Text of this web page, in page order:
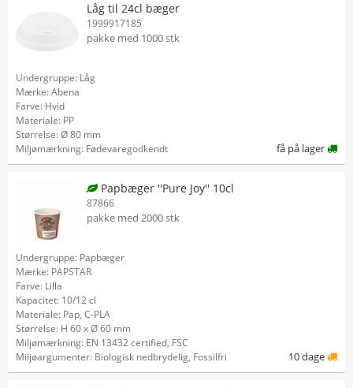
Låg til 24cl bæger
1999917185
pakke med 1000 stk
Undergruppe: Låg
Mærke: Abena
Farve: Hvid
Materiale: PP
Størrelse: Ø 80 mm
Miljømærkning: Fødevaregodkendt
få på lager
Papbæger ''Pure Joy'' 10cl
87866
pakke med 2000 stk
Undergruppe: Papbæger
Mærke: PAPSTAR
Farve: Lilla
Kapacitet: 10/12 cl
Materiale: Pap, C-PLA
Størrelse: H 60 x Ø 60 mm
Miljømærkning: EN 13432 certified, FSC
Miljøargumenter: Biologisk nedbrydelig, Fossilfri
10 dage